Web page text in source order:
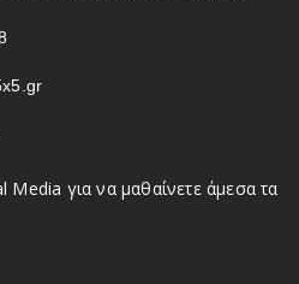
για να μαθαίνετε άμεσα τα